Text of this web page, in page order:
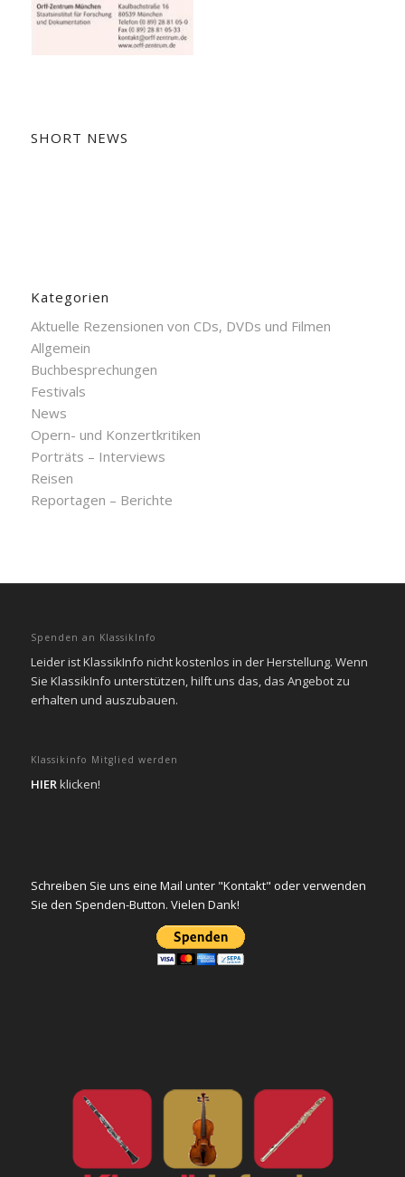
SHORT NEWS
Kategorien
Aktuelle Rezensionen von CDs, DVDs und Filmen
Allgemein
Buchbesprechungen
Festivals
News
Opern- und Konzertkritiken
Porträts – Interviews
Reisen
Reportagen – Berichte
Spenden an KlassikInfo
Leider ist KlassikInfo nicht kostenlos in der Herstellung. Wenn
Sie KlassikInfo unterstützen, hilft uns das, das Angebot zu
erhalten und auszubauen.
Klassikinfo Mitglied werden
HIERklicken!
Schreiben Sie uns eine Mail unter "Kontakt" oder verwenden
Sie den Spenden-Button. Vielen Dank!